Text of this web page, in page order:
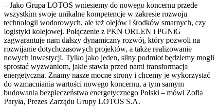
– Jako Grupa LOTOS wniesiemy do nowego koncernu przede
wszystkim swoje unikalne kompetencje w zakresie rozwoju
technologii wodorowych, ale też olejów i środków smarnych, czy
logistyki kolejowej. Połączenie z PKN ORLEN i PGNiG
zagwarantuje nam dalszy dynamiczny rozwój, który pozwoli na
rozwijanie dotychczasowych projektów, a także realizowanie
nowych inwestycji. Tylko jako jeden, silny podmiot będziemy mogli
sprostać wyzwaniom, jakie stawia przed nami transformacja
energetyczna. Znamy nasze mocne strony i chcemy je wykorzystać
do wzmacniania wartości nowego koncernu, a tym samym
budowania bezpieczeństwa energetycznego Polski – mówi Zofia
Paryła, Prezes Zarządu Grupy LOTOS S.A.